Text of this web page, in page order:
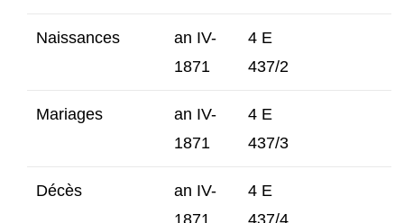
Naissances
an IV-
1871
4 E
437/2
Mariages
an IV-
1871
4 E
437/3
Décès
an IV-
1871
4 E
437/4